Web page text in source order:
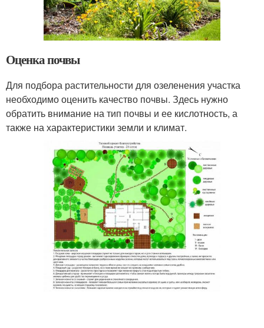
Оценка почвы
Для подбора растительности для озеленения участка
необходимо оценить качество почвы. Здесь нужно
обратить внимание на тип почвы и ее кислотность, а
также на характеристики земли и климат.